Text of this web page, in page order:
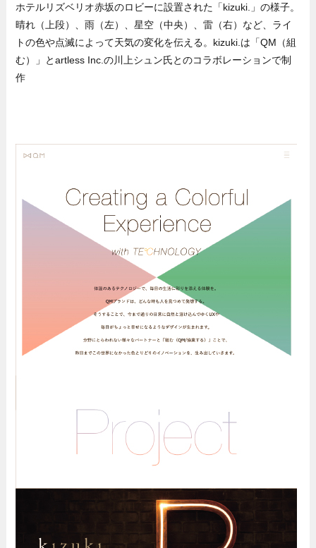
ホテルリズベリオ赤坂のロビーに設置された「kizuki.」の様子。
晴れ（上段）、雨（左）、星空（中央）、雷（右）など、ライ
トの色や点滅によって天気の変化を伝える。kizuki.は「QM（組
む）」とartless Inc.の川上シュン氏とのコラボレーションで制
作